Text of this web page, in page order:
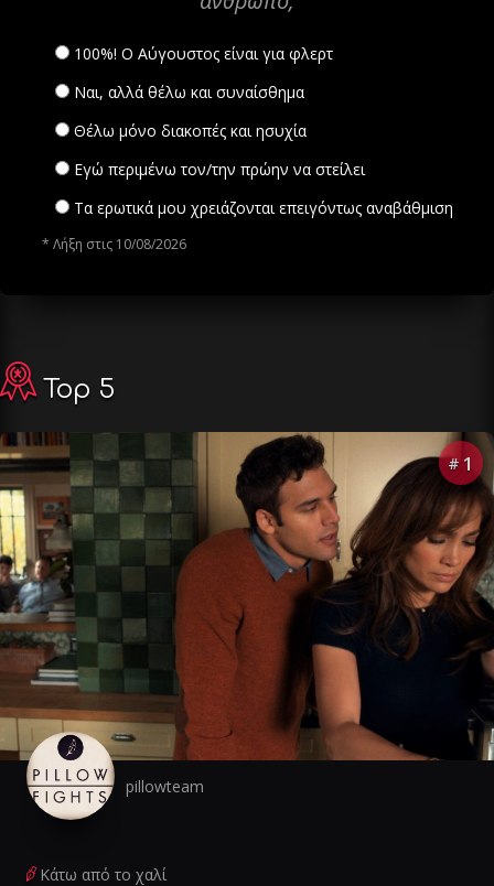
100%! Ο Αύγουστος είναι για φλερτ
Ναι, αλλά θέλω και συναίσθημα
Θέλω μόνο διακοπές και ησυχία
Εγώ περιμένω τον/την πρώην να στείλει
Τα ερωτικά μου χρειάζονται επειγόντως αναβάθμιση
* Λήξη στις 10/08/2026
Top 5
# 1
pillowteam
Κάτω από το χαλί